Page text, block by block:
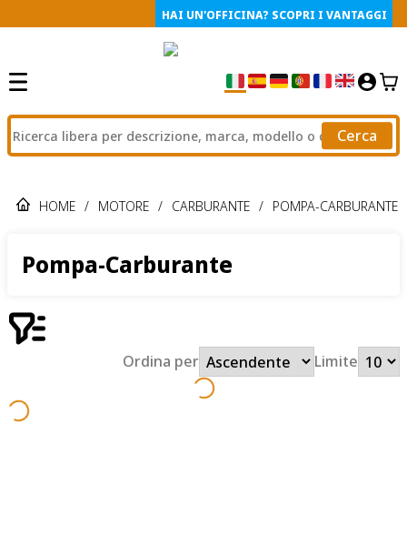
HAI UN'OFFICINA? SCOPRI I VANTAGGI
Cerca
HOME / MOTORE / CARBURANTE / POMPA-CARBURANTE
Pompa-Carburante
Ordina per Limite